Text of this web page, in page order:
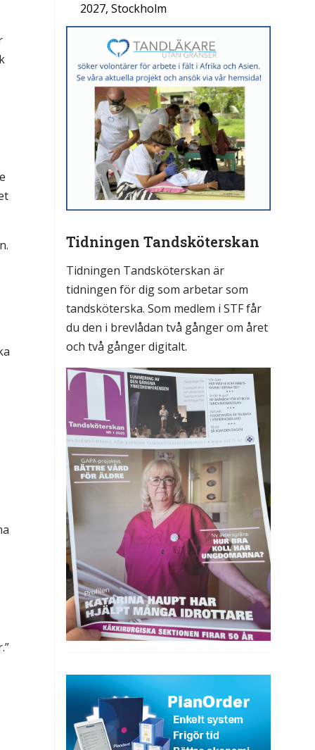
2027, Stockholm
Tidningen Tandsköterskan
Tidningen Tandsköterskan är
tidningen för dig som arbetar som
tandsköterska. Som medlem i STF får
du den i brevlådan två gånger om året
och två gånger digitalt.